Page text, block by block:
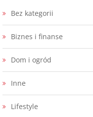
Bez kategorii
Biznes i finanse
Dom i ogród
Inne
Lifestyle